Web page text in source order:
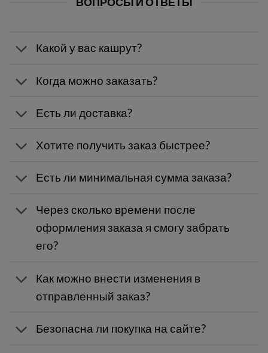
Какой у вас кашрут?
Когда можно заказать?
Есть ли доставка?
Хотите получить заказ быстрее?
Есть ли минимальная сумма заказа?
Через сколько времени после
оформления заказа я смогу забрать
его?
Как можно внести изменения в
отправленный заказ?
Безопасна ли покупка на сайте?